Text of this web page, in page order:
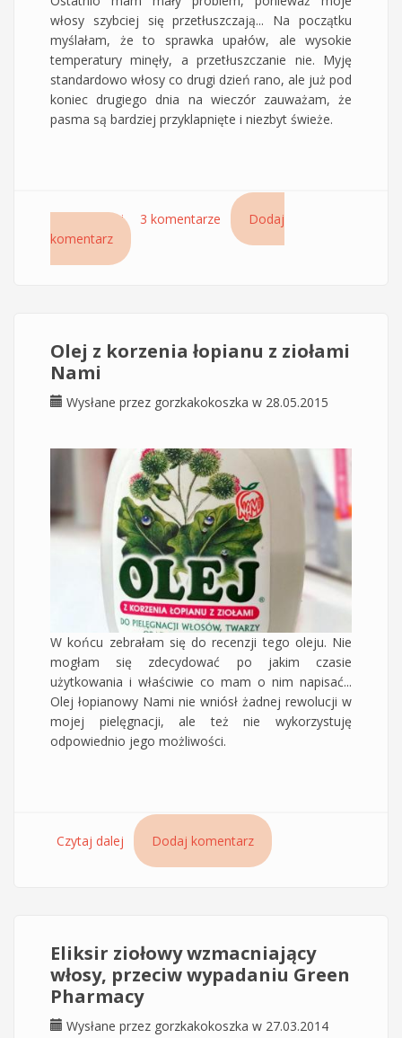
włosy szybciej się przetłuszczają... Na początku
myślałam, że to sprawka upałów, ale wysokie
temperatury minęły, a przetłuszczanie nie. Myję
standardowo włosy co drugi dzień rano, ale już pod
koniec drugiego dnia na wieczór zauważam, że
pasma są bardziej przyklapnięte i niezbyt świeże.
Czytaj dalejwpis Mocno oczyszczający szampon Nami na
bazie serwatki mlecznej z ekstraktem z łopianu
3 komentarze
Dodaj
komentarz
Olej z korzenia łopianu z ziołami
Nami
Wysłane przez gorzkakokoszka w 28.05.2015
W końcu zebrałam się do recenzji tego oleju. Nie
mogłam się zdecydować po jakim czasie
użytkowania i właściwie co mam o nim napisać...
Olej łopianowy Nami nie wniósł żadnej rewolucji w
mojej pielęgnacji, ale też nie wykorzystuję
odpowiednio jego możliwości.
Czytaj dalej wpis Olej z korzenia łopianu z ziołami Nami
Dodaj komentarz
Eliksir ziołowy wzmacniający
włosy, przeciw wypadaniu Green
Pharmacy
Wysłane przez gorzkakokoszka w 27.03.2014